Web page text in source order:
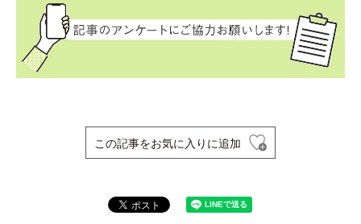
この記事をお気に入りに追加